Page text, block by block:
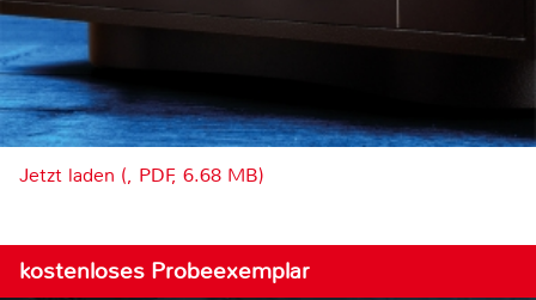
Jetzt laden (, PDF, 6.68 MB)
kostenloses Probeexemplar